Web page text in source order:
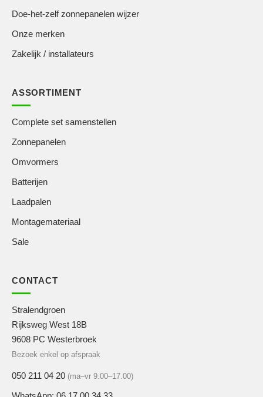
Doe-het-zelf zonnepanelen wijzer
Onze merken
Zakelijk / installateurs
ASSORTIMENT
Complete set samenstellen
Zonnepanelen
Omvormers
Batterijen
Laadpalen
Montagemateriaal
Sale
CONTACT
Stralendgroen
Rijksweg West 18B
9608 PC Westerbroek
Bezoek enkel op afspraak
050 211 04 20 (ma–vr 9.00–17.00)